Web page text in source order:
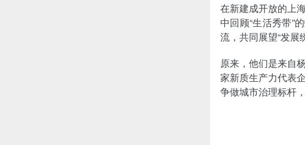
在新建成开放的上
中回顾“生活秀带”
流，共同展望“发展
原来，他们是来自
家新质生产力代表
争做城市治理标杆